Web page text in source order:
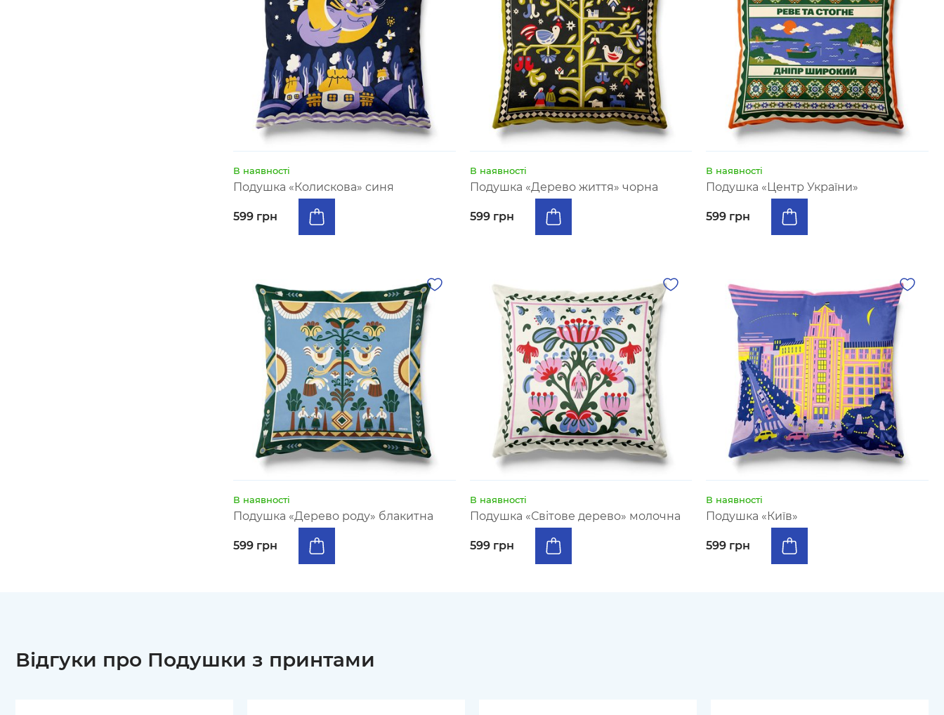
В наявності
Подушка «Колискова» синя
599 грн
В наявності
Подушка «Дерево життя» чорна
599 грн
В наявності
Подушка «Центр України»
599 грн
В наявності
Подушка «Дерево роду» блакитна
599 грн
В наявності
Подушка «Світове дерево» молочна
599 грн
В наявності
Подушка «Київ»
599 грн
Відгуки про Подушки з принтами